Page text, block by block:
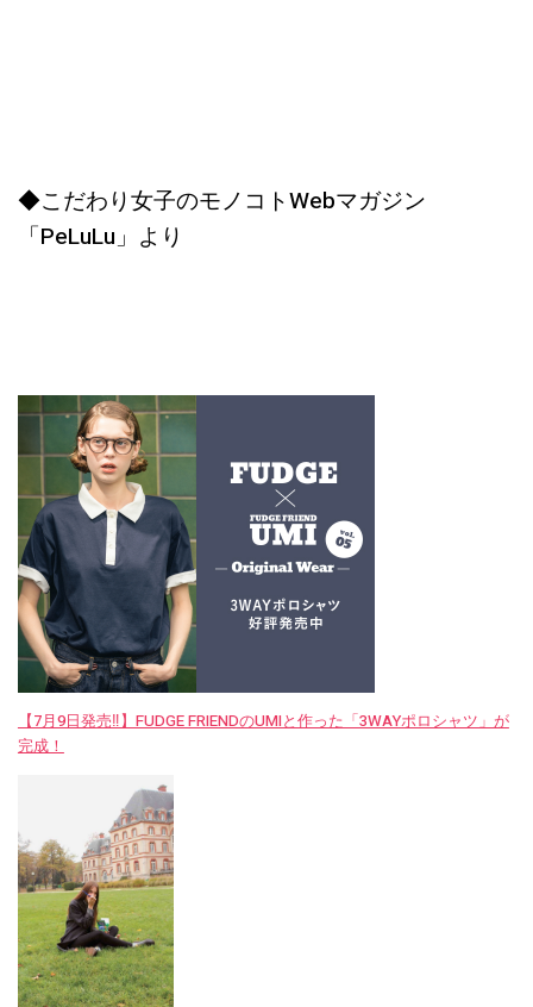
◆こだわり女子のモノコトWebマガジン
「PeLuLu」より
【7月9日発売‼︎】FUDGE FRIENDのUMIと作った「3WAYポロシャツ」が
完成！